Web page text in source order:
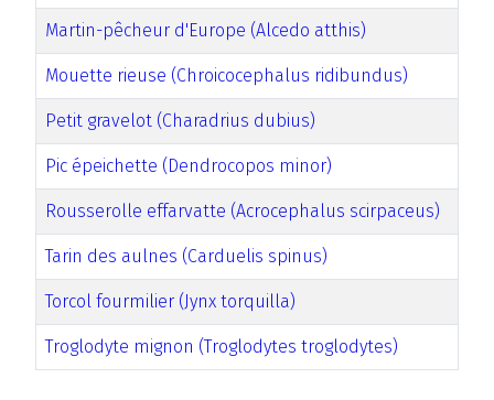
Martin-pêcheur d'Europe (Alcedo atthis)
Mouette rieuse (Chroicocephalus ridibundus)
Petit gravelot (Charadrius dubius)
Pic épeichette (Dendrocopos minor)
Rousserolle effarvatte (Acrocephalus scirpaceus)
Tarin des aulnes (Carduelis spinus)
Torcol fourmilier (Jynx torquilla)
Troglodyte mignon (Troglodytes troglodytes)